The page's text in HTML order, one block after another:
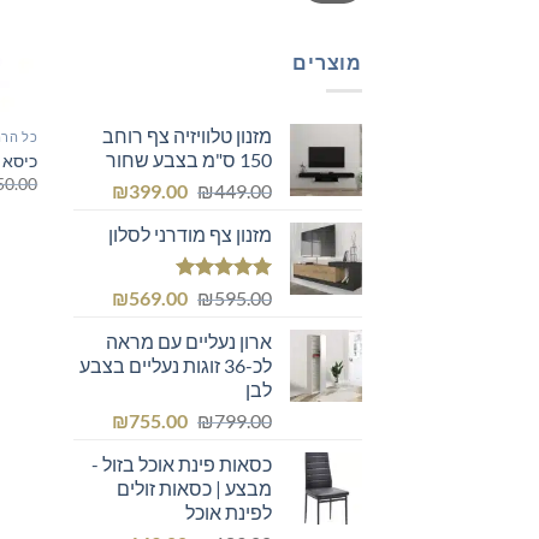
מוצרים
מזנון טלוויזיה צף רוחב
150 ס"מ בצבע שחור
₪449.00
המחיר
היה:
₪449.00.
₪399.00
המחיר
הוא:מזנון צף מודרני לסלון
דורג5.00
₪595.00
המחיר
היה:
₪595.00.
₪569.00
המחיר
הוא:
₪569.00.
ארון נעליים עם מראה
לכ-36 זוגות נעליים בצבע
לבן
₪799.00
המחיר
היה:
₪799.00.
₪755.00
המחיר
הוא:
כסאות פינת אוכל בזול -
מבצע | כסאות זולים
לפינת אוכל
כל